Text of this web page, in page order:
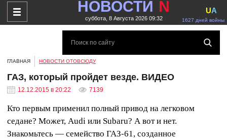
НОВОСТИ N
суббота, 8 Августа 2026 09:32 1627 дней войны
UA
ГЛАВНАЯ НОВОСТИ ОТОВСЮДУ
ГАЗ, который пройдет везде. ВИДЕО
12.12.2015 в 20:22 7139
Кто первым применил полный привод на легковом
седане? Может, Audi или Subaru? А вот и нет.
Знакомьтесь — семейство ГАЗ-61, созданное